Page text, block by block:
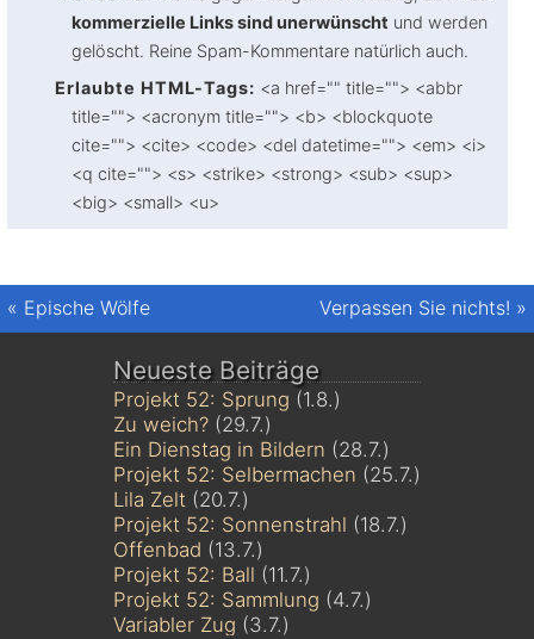
kommerzielle Links sind unerwünscht und werden
gelöscht. Reine Spam-Kommentare natürlich auch.
Erlaubte HTML-Tags: <a href="" title=""> <abbr
title=""> <acronym title=""> <b> <blockquote
cite=""> <cite> <code> <del datetime=""> <em> <i>
<q cite=""> <s> <strike> <strong> <sub> <sup>
<big> <small> <u>
« Epische Wölfe Verpassen Sie nichts! »
Neueste Beiträge
Projekt 52: Sprung (1.8.)
Zu weich? (29.7.)
Ein Dienstag in Bildern (28.7.)
Projekt 52: Selbermachen (25.7.)
Lila Zelt (20.7.)
Projekt 52: Sonnenstrahl (18.7.)
Offenbad (13.7.)
Projekt 52: Ball (11.7.)
Projekt 52: Sammlung (4.7.)
Variabler Zug (3.7.)